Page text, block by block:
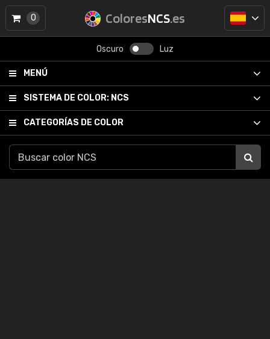
ColoresNCS.es
Oscuro Luz
MENÚ
SISTEMA DE COLOR: NCS
CATEGORÍAS DE COLOR
0